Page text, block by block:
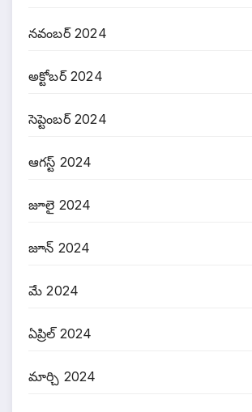
నవంబర్ 2024
అక్టోబర్ 2024
సెప్టెంబర్ 2024
ఆగస్ట్ 2024
జూలై 2024
జూన్ 2024
మే 2024
ఏప్రిల్ 2024
మార్చి 2024